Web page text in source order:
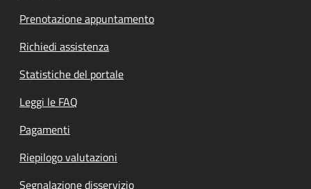
Prenotazione appuntamento
Richiedi assistenza
Statistiche del portale
Leggi le FAQ
Pagamenti
Riepilogo valutazioni
Segnalazione disservizio